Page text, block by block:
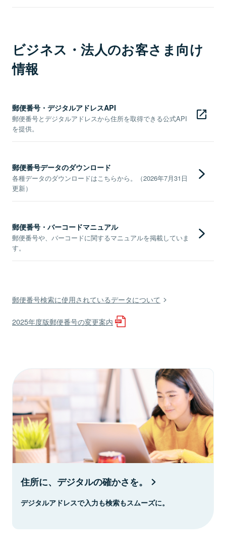
ビジネス・法人のお客さま向け
情報
郵便番号・デジタルアドレスAPI
郵便番号とデジタルアドレスから住所を取得できる公式API
を提供。
郵便番号データのダウンロード
各種データのダウンロードはこちらから。（2026年7月31日
更新）
郵便番号・バーコードマニュアル
郵便番号や、バーコードに関するマニュアルを掲載していま
す。
郵便番号検索に使用されているデータについて
2025年度版郵便番号の変更案内
住所に、デジタルの確かさを。
デジタルアドレスで入力も検索もスムーズに。